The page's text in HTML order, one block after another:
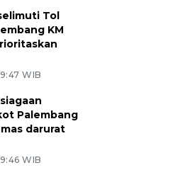
Tol
KM
WIB
Palembang
darurat
WIB